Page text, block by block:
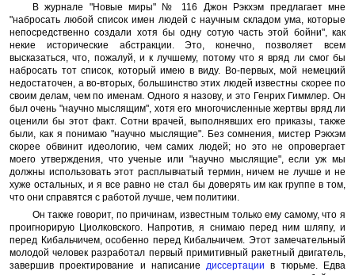
В журнале "Новые миры" № 116 Джон Рэкхэм предлагает мне
"набросать любой список имен людей с научным складом ума, которые
непосредственно создали хотя бы одну сотую часть этой бойни", как
некие исторические абстракции. Это, конечно, позволяет всем
высказаться, что, пожалуй, и к лучшему, потому что я вряд ли смог бы
набросать тот список, который имею в виду. Во-первых, мой немецкий
недостаточен, а во-вторых, большинство этих людей известны скорее по
своим делам, чем по именам. Одного я назову, и это Генрих Гиммлер. Он
был очень "научно мыслящим", хотя его многочисленные жертвы вряд ли
оценили бы этот факт. Сотни врачей, выполнявших его приказы, также
были, как я понимаю "научно мыслящие". Без сомнения, мистер Рэкхэм
скорее обвинит идеологию, чем самих людей; но это не опровергает
моего утверждения, что ученые или "научно мыслящие", если уж мы
должны использовать этот расплывчатый термин, ничем не лучше и не
хуже остальных, и я все равно не стал бы доверять им как группе в том,
что они справятся с работой лучше, чем политики.
Он также говорит, по причинам, известным только ему самому, что я
проигнорирую Циолковского. Напротив, я снимаю перед ним шляпу, и
перед Кибальчичем, особенно перед Кибальчичем. Этот замечательный
молодой человек разработал первый примитивный ракетный двигатель,
завершив проектирование и написаниедиссертации в тюрьме. Едва